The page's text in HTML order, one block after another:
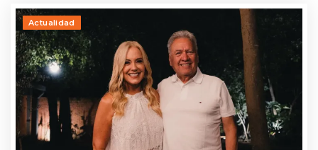
Actualidad